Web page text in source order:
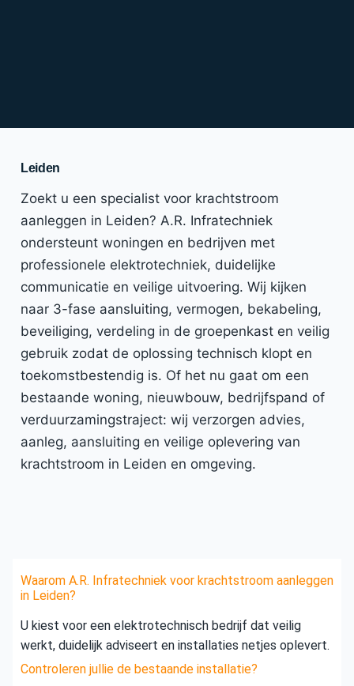
Leiden
Zoekt u een specialist voor krachtstroom
aanleggen in Leiden? A.R. Infratechniek
ondersteunt woningen en bedrijven met
professionele elektrotechniek, duidelijke
communicatie en veilige uitvoering. Wij kijken
naar 3-fase aansluiting, vermogen, bekabeling,
beveiliging, verdeling in de groepenkast en veilig
gebruik zodat de oplossing technisch klopt en
toekomstbestendig is. Of het nu gaat om een
bestaande woning, nieuwbouw, bedrijfspand of
verduurzamingstraject: wij verzorgen advies,
aanleg, aansluiting en veilige oplevering van
krachtstroom in Leiden en omgeving.
Waarom A.R. Infratechniek voor krachtstroom aanleggen
in Leiden?
U kiest voor een elektrotechnisch bedrijf dat veilig
werkt, duidelijk adviseert en installaties netjes oplevert.
Controleren jullie de bestaande installatie?